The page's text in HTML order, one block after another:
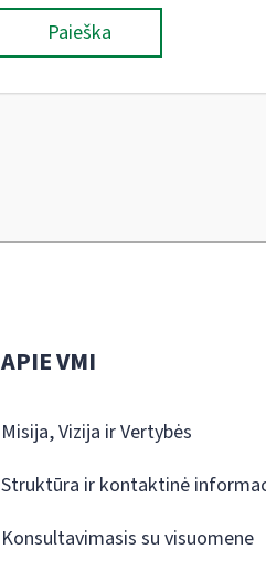
Paieška
APIE VMI
Misija, Vizija ir Vertybės
Struktūra ir kontaktinė
Konsultavimasis su visuomene